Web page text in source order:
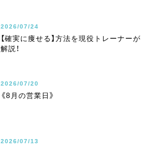
2026/07/24
【確実に痩せる】方法を現役トレーナーが
解説！
2026/07/20
《8月の営業日》
2026/07/13